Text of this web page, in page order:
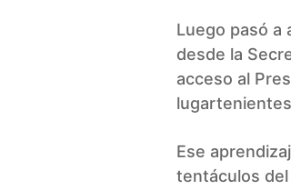
Luego pasó a
desde la
acceso al
Ese
tentáculos